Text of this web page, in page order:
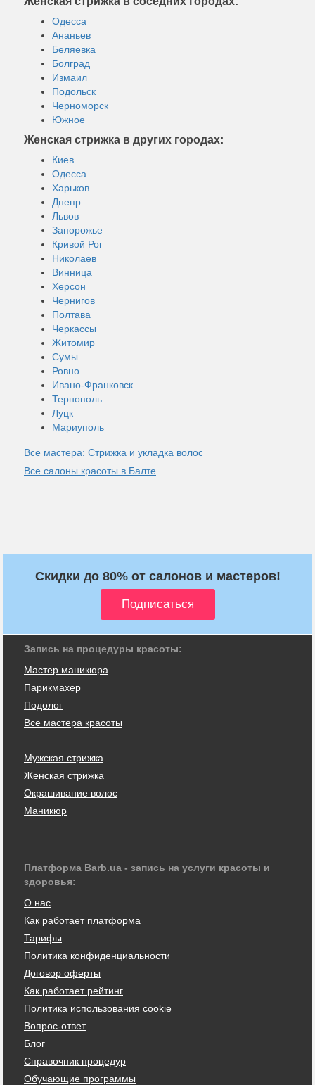
Одесса
Ананьев
Беляевка
Болград
Измаил
Подольск
Черноморск
Южное
Женская стрижка в других городах:
Киев
Одесса
Харьков
Днепр
Львов
Запорожье
Кривой Рог
Николаев
Винница
Херсон
Чернигов
Полтава
Черкассы
Житомир
Сумы
Ровно
Ивано-Франковск
Тернополь
Луцк
Мариуполь
Все мастера: Стрижка и укладка волос
Все салоны красоты в Балте
Скидки до 80% от салонов и мастеров!
Запись на процедуры красоты:
Мастер маникюра
Парикмахер
Подолог
Все мастера красоты
Мужская стрижка
Женская стрижка
Окрашивание волос
Маникюр
Платформа Barb.ua - запись на услуги красоты и
здоровья:
О нас
Как работает платформа
Тарифы
Политика конфиденциальности
Договор оферты
Как работает рейтинг
Политика использования cookie
Вопрос-ответ
Блог
Справочник процедур
Обучающие программы